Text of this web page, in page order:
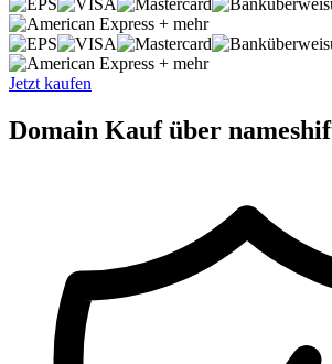
+ mehr
+ mehr
Jetzt kaufen
Domain Kauf über